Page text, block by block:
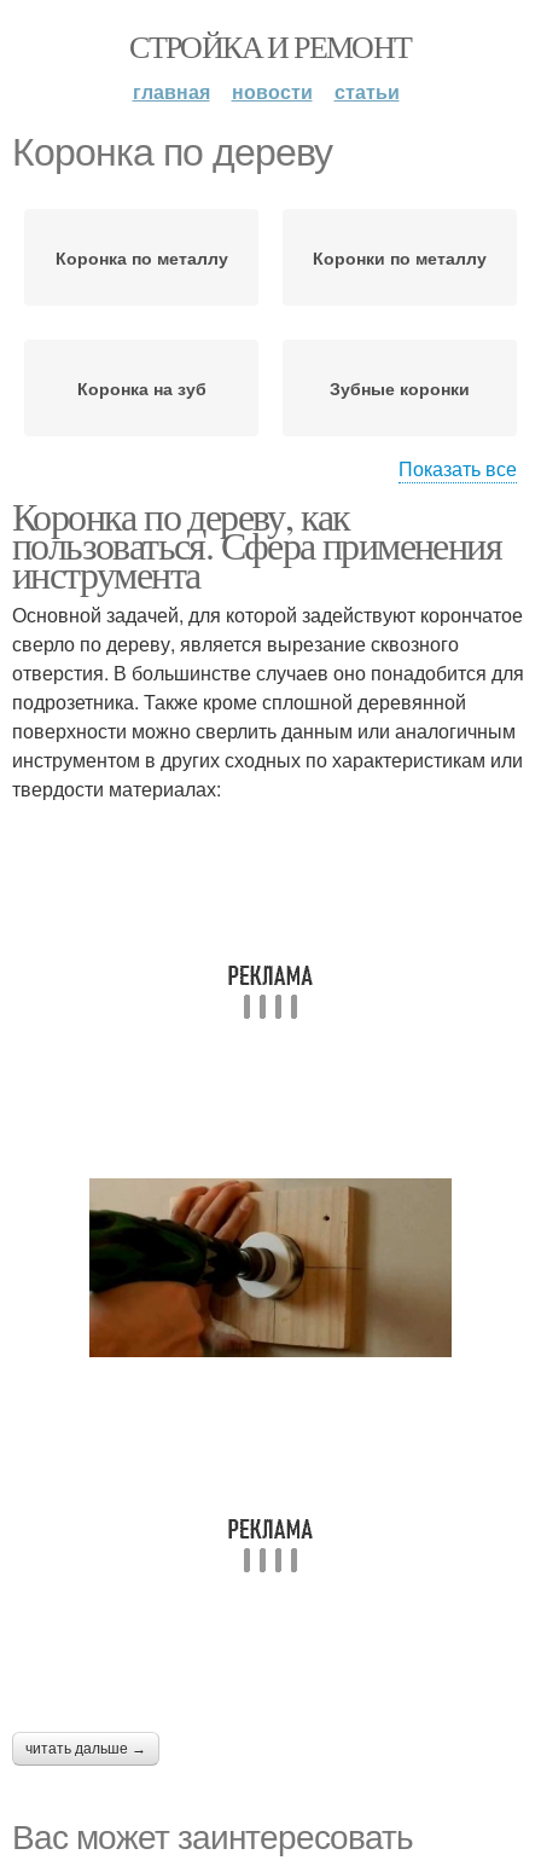
СТРОЙКА И РЕМОНТ
главная новости статьи
Коронка по дереву
Коронка по металлу Коронки по металлу
Коронка на зуб Зубные коронки
Коронка по пластику
материалам
Коронки по дереву
Коронки с алмазным
напылением
Коронки из
быстрорежущей стали
Коронки с
Показать все
Коронка по дереву, как
пользоваться. Сфера применения
инструмента
Основной задачей, для которой задействуют корончатое
сверло по дереву, является вырезание сквозного
отверстия. В большинстве случаев оно понадобится для
подрозетника. Также кроме сплошной деревянной
поверхности можно сверлить данным или аналогичным
инструментом в других сходных по характеристикам или
твердости материалах:
читать дальше →
Вас может заинтересовать